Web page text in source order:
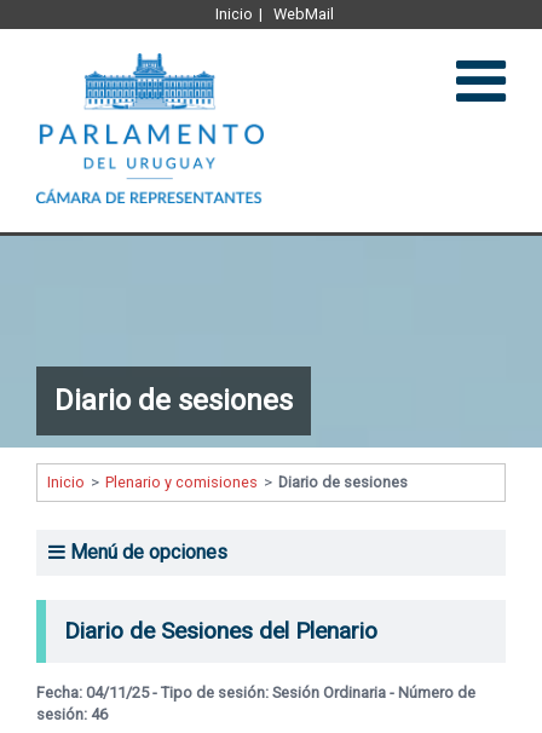
Inicio WebMail
Plenario y comisiones
Diario de sesiones
Inicio > Plenario y comisiones > Diario de sesiones
Menú de opciones
Diario de Sesiones del plenario
Diario de Sesiones del Plenario
Fecha: 04/11/25 - Tipo de sesión: Sesión Ordinaria - Número de
sesión: 46